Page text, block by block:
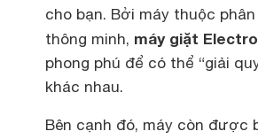
cho bạn. Bởi máy thuộc
thông minh, máy giặt
phong phú để có thể “giải
khác nhau.
Bên cạnh đó, máy còn